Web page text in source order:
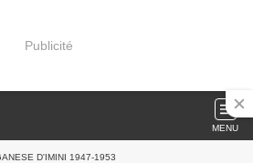
Publicité
MENU
D'IMINI 1947-1953